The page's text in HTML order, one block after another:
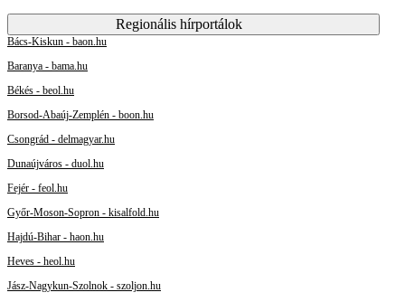
Regionális hírportálok
Bács-Kiskun - baon.hu
Baranya - bama.hu
Békés - beol.hu
Borsod-Abaúj-Zemplén - boon.hu
Csongrád - delmagyar.hu
Dunaújváros - duol.hu
Fejér - feol.hu
Győr-Moson-Sopron - kisalfold.hu
Hajdú-Bihar - haon.hu
Heves - heol.hu
Jász-Nagykun-Szolnok - szoljon.hu